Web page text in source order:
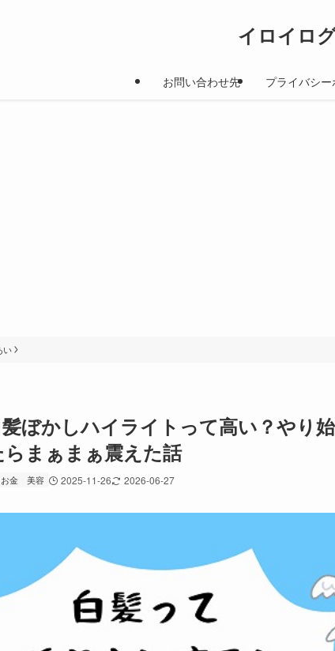
イロイロ
お問い合わせ先 プライバシ
い
髪ぼかしハイライトって高い？やり
まぁまぁ震えた話
お金 美容 2025-11-26 2026-06-27